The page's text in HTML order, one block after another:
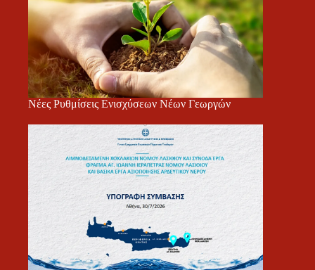
Νέες Ρυθμίσεις Ενισχύσεων Νέων Γεωργών